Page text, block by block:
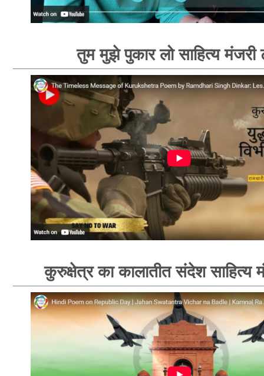
तुम मुझे पुकार लो साहित्य मंजरी
कुरुक्षेत्र का कालातीत संदेश साहित्य